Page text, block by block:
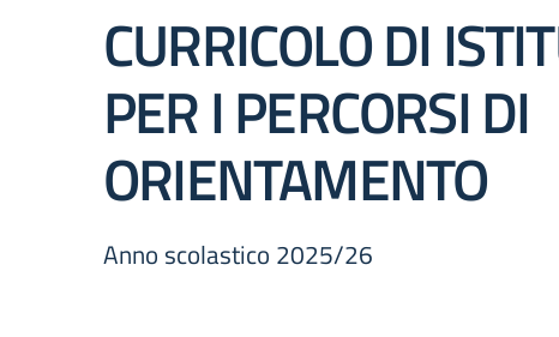
CURRICOLO DI
PER I PERCORSI DI
ORIENTAMENTO
Anno scolastico 2025/26